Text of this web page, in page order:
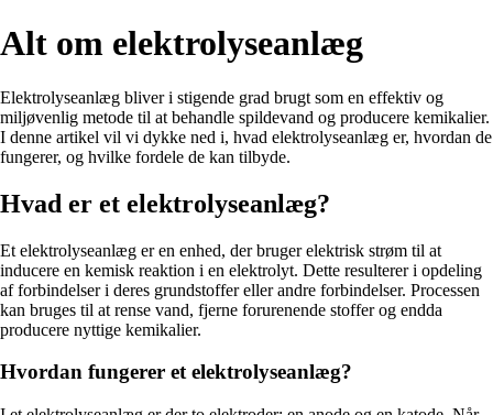
Alt om elektrolyseanlæg
Elektrolyseanlæg bliver i stigende grad brugt som en effektiv og
miljøvenlig metode til at behandle spildevand og producere kemikalier.
I denne artikel vil vi dykke ned i, hvad elektrolyseanlæg er, hvordan de
fungerer, og hvilke fordele de kan tilbyde.
Hvad er et elektrolyseanlæg?
Et elektrolyseanlæg er en enhed, der bruger elektrisk strøm til at
inducere en kemisk reaktion i en elektrolyt. Dette resulterer i opdeling
af forbindelser i deres grundstoffer eller andre forbindelser. Processen
kan bruges til at rense vand, fjerne forurenende stoffer og endda
producere nyttige kemikalier.
Hvordan fungerer et elektrolyseanlæg?